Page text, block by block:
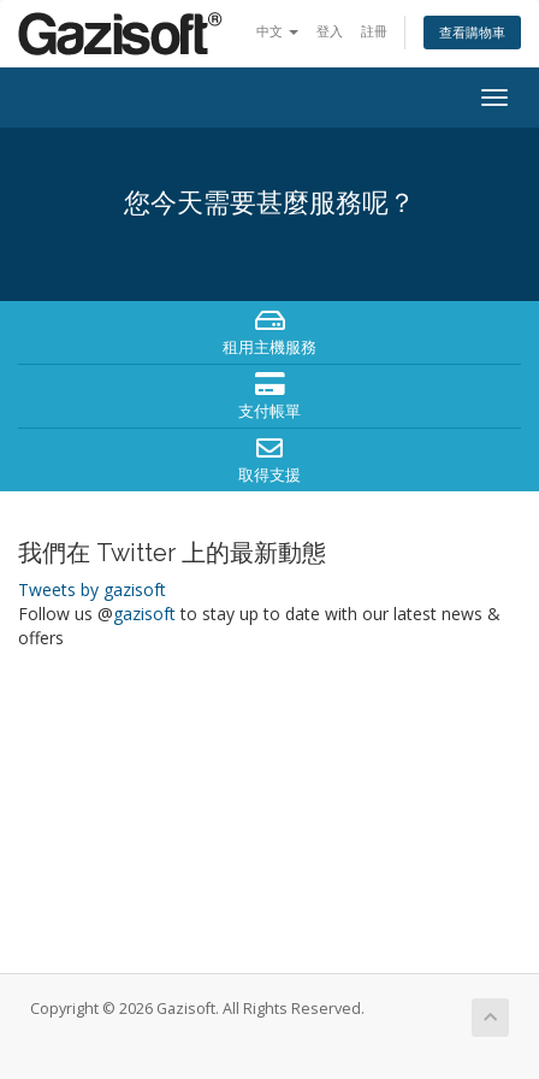
中文 登入 註冊 查看購物車
您今天需要甚麼服務呢？
租用主機服務
支付帳單
取得支援
我們在 Twitter 上的最新動態
Tweets by gazisoft
Follow us @gazisoftto stay up to date with our latest news &
offers
Copyright © 2026 Gazisoft. All Rights Reserved.